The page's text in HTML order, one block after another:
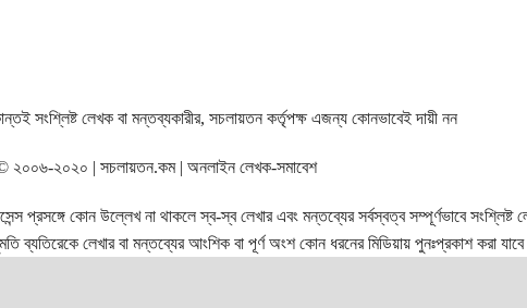
সংশ্লিষ্ট লেখক বা মন্তব্যকারীর, সচলায়তন কর্তৃপক্ষ এজন্য কোনভাবেই দায়ী নন
২০০৬-২০২০ | সচলায়তন.কম | অনলাইন লেখক-সমাবেশ
প্রসঙ্গে কোন উল্লেখ না থাকলে স্ব-স্ব লেখার এবং মন্তব্যের সর্বস্বত্ব সম্পূর্ণভাবে সংশ্লিষ্ট
ব্যতিরেকে লেখার বা মন্তব্যের আংশিক বা পূর্ণ অংশ কোন ধরনের মিডিয়ায় পুনঃপ্রকাশ করা যাবে